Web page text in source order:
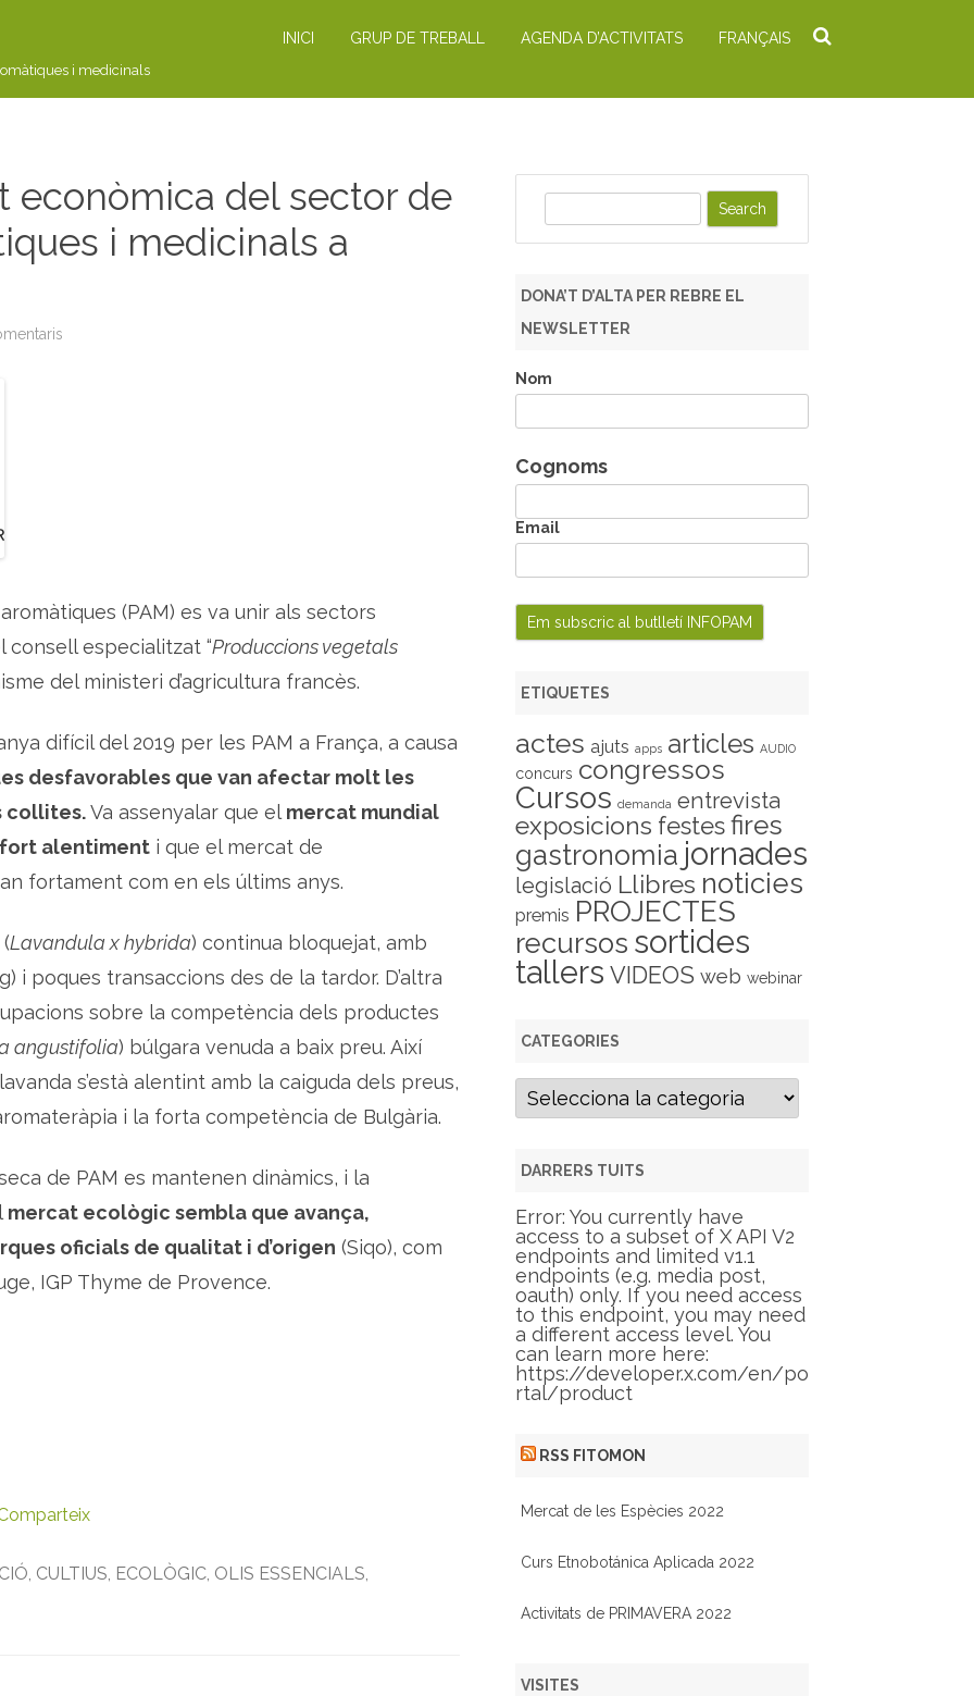
i medicinals
INICI GRUP DE TREBALL AGENDA D’ACTIVITATS FRANÇAIS
econòmica del sector de
i medicinals a
t
e
c
o
ò
a
e
s
e
t
r
e
p
l
n
e
a
o
m
i
q
e
i
e
a
(PAM) es va unir als sectors
consell especialitzat “Produccions vegetals
del ministeri d’agricultura francès.
difícil del 2019 per les PAM a França, a causa
desfavorables que van afectar molt les
collites.Va assenyalar que el mercat mundial
fort alentiment i que el mercat de
fortament com en els últims anys.
Lavandula x hybrida) continua bloquejat, amb
poques transaccions des de la tardor. D’altra
sobre la competència dels productes
angustifolia) búlgara venuda a baix preu. Així
s’està alentint amb la caiguda dels preus,
i la forta competència de Bulgària.
de PAM es mantenen dinàmics, i la
mercat ecològic sembla que avança,
oficials de qualitat i d’origen (Siqo), com
IGP Thyme de Provence.
, CULTIUS, ECOLÒGIC, OLIS ESSENCIALS,
h
DONA’T D’ALTA PER REBRE EL
NEWSLETTER
Nom
Cognoms
Email
ETIQUETES
actes ajuts apps articles AUDIO
concurs congressos
Cursos demanda entrevista
exposicions festes fires
gastronomia jornades
legislació Llibres noticies
premis PROJECTES
recursos sortides
tallers VIDEOS web webinar
CATEGORIES
C
g
r
i
e
s
DARRERS TUITS
Error: You currently have
access to a subset of X API V2
endpoints and limited v1.1
endpoints (e.g. media post,
oauth) only. If you need access
to this endpoint, you may need
a different access level. You
can learn more here:
https://developer.x.com/en/po
rtal/product
RSS FITOMON
Mercat de les Espècies 2022
Curs Etnobotánica Aplicada 2022
Activitats de PRIMAVERA 2022
VISITES